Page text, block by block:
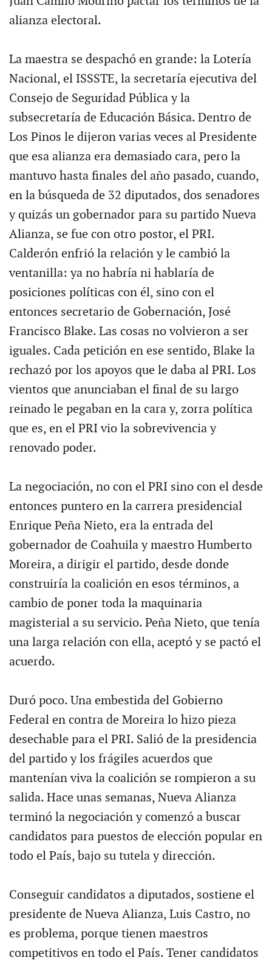
alianza electoral.
La maestra se despachó en grande: la Lotería
Nacional, el ISSSTE, la secretaría ejecutiva del
Consejo de Seguridad Pública y la
subsecretaría de Educación Básica. Dentro de
Los Pinos le dijeron varias veces al Presidente
que esa alianza era demasiado cara, pero la
mantuvo hasta finales del año pasado, cuando,
en la búsqueda de 32 diputados, dos senadores
y quizás un gobernador para su partido Nueva
Alianza, se fue con otro postor, el PRI.
Calderón enfrió la relación y le cambió la
ventanilla: ya no habría ni hablaría de
posiciones políticas con él, sino con el
entonces secretario de Gobernación, José
Francisco Blake. Las cosas no volvieron a ser
iguales. Cada petición en ese sentido, Blake la
rechazó por los apoyos que le daba al PRI. Los
vientos que anunciaban el final de su largo
reinado le pegaban en la cara y, zorra política
que es, en el PRI vio la sobrevivencia y
renovado poder.
La negociación, no con el PRI sino con el desde
entonces puntero en la carrera presidencial
Enrique Peña Nieto, era la entrada del
gobernador de Coahuila y maestro Humberto
Moreira, a dirigir el partido, desde donde
construiría la coalición en esos términos, a
cambio de poner toda la maquinaria
magisterial a su servicio. Peña Nieto, que tenía
una larga relación con ella, aceptó y se pactó el
acuerdo.
Duró poco. Una embestida del Gobierno
Federal en contra de Moreira lo hizo pieza
desechable para el PRI. Salió de la presidencia
del partido y los frágiles acuerdos que
mantenían viva la coalición se rompieron a su
salida. Hace unas semanas, Nueva Alianza
terminó la negociación y comenzó a buscar
candidatos para puestos de elección popular en
todo el País, bajo su tutela y dirección.
Conseguir candidatos a diputados, sostiene el
presidente de Nueva Alianza, Luis Castro, no
es problema, porque tienen maestros
competitivos en todo el País. Tener candidatos